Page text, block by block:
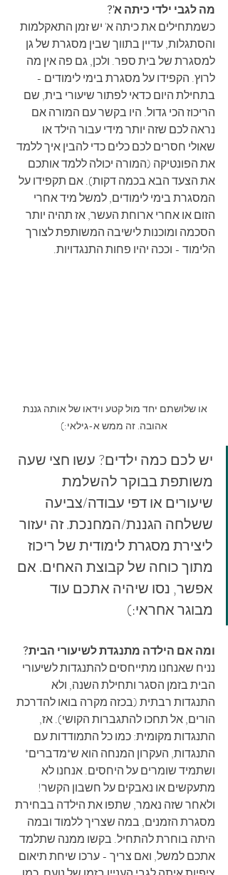
מה לגבי ילדי כיתה א'?
כשמתחילים את כיתה א' יש זמן התאקלמות
והסתגלות, עדיין בתווך שבין מסגרת של גן
למסגרת של בית ספר. ולכן, גם פה אין מה
לרוץ. הקפידו על מסגרת בימי לימודים -
בתחילת היום כדאי לפתור שיעורי בית, שם
הריכוז הכי גדול. היו בקשר עם המורה אם
נראה לכם שזה יותר מידי עבור הילד או
שאולי חסרים לכם כלים כדי להבין איך ללמד
את הפונטיקה (המורה יכולה ללמד אותכם
את הצעד הבא בכמה דקות). אם תקפידו על
המסגרת בימי לימודים, למשל מיד אחרי
הזום או אחרי ארוחת העשר, אז תהיה יותר
הסכמה ומוכנות לישיבה המשותפת לצורך
הלימוד - וככה יהיו פחות התנגדויות.
או שלושתם יחד מול קטע וידאו של אותה גננת
אהובה. זה ממש א-גילאי:)
יש לכם כמה ילדים? עשו חצי שעה
משותפת בבוקר להשלמת
שיעורים או דפי עבודה/צביעה
ששלחה הגננת/המחנכת. זה יעזור
ליצירת מסגרת לימודית של ריכוז
מתוך כוחה של קבוצת האחים. אם
אפשר, נסו שיהיה אתכם עוד
מבוגר אחראי:)
ומה אם הילדה מתנגדת לשיעורי הבית?
נניח שאנחנו מתייחסים להתנגדות לשיעורי
הבית בזמן הסגר ותחילת השנה, ולא
התנגדות רבתית (בכזה מקרה בואו להדרכת
הורים, אל תחכו להתגברות הקושי). אז,
התנגדות מקומית: כמו כל התמודדות עם
התנגדות, העקרון המנחה הוא ש*מדברים*
ושתמיד שומרים על היחסים. אנחנו לא
מתעקשים או נאבקים על חשבון הקשר!
ולאחר שזה נאמר, שתפו את הילדה בבחירת
מסגרת הזמנים, במה שצריך ללמוד ובמה
היתה בוחרת להתחיל. בקשו ממנה שתלמד
אתכם למשל, ואם צריך - ערכו שיחת תיאום